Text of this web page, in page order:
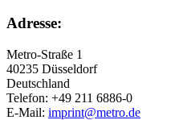
Adresse:
Metro-Straße 1
40235 Düsseldorf
Deutschland
Telefon: +49 211 6886-0
E-Mail: imprint@metro.de